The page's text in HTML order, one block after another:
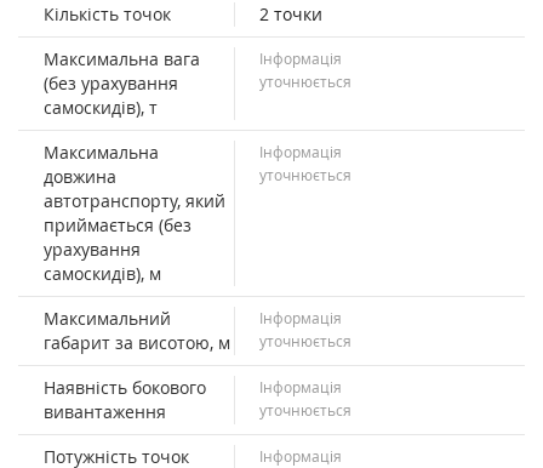
Кількість точок
2 точки
Максимальна вага
(без урахування
самоскидів), т
Інформація
уточнюється
Максимальна
довжина
автотранспорту, який
приймається (без
урахування
самоскидів), м
Інформація
уточнюється
Максимальний
габарит за висотою, м
Інформація
уточнюється
Наявність бокового
вивантаження
Інформація
уточнюється
Потужність точок
Інформація